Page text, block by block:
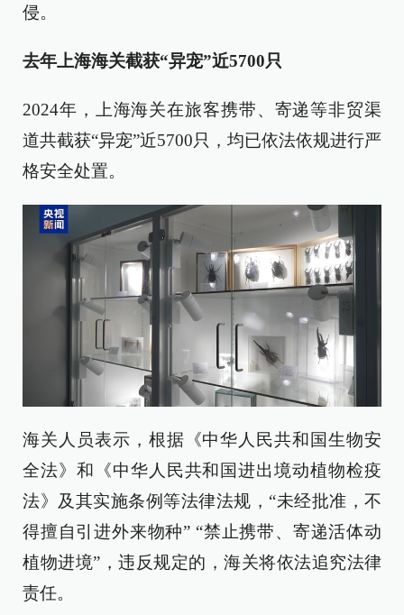
侵。
去年上海海关截获“异宠”近5700只
2024年，上海海关在旅客携带、寄递等非贸渠
道共截获“异宠”近5700只，均已依法依规进行严
格安全处置。
海关人员表示，根据《中华人民共和国生物安
全法》和《中华人民共和国进出境动植物检疫
法》及其实施条例等法律法规，“未经批准，不
得擅自引进外来物种” “禁止携带、寄递活体动
植物进境”，违反规定的，海关将依法追究法律
责任。